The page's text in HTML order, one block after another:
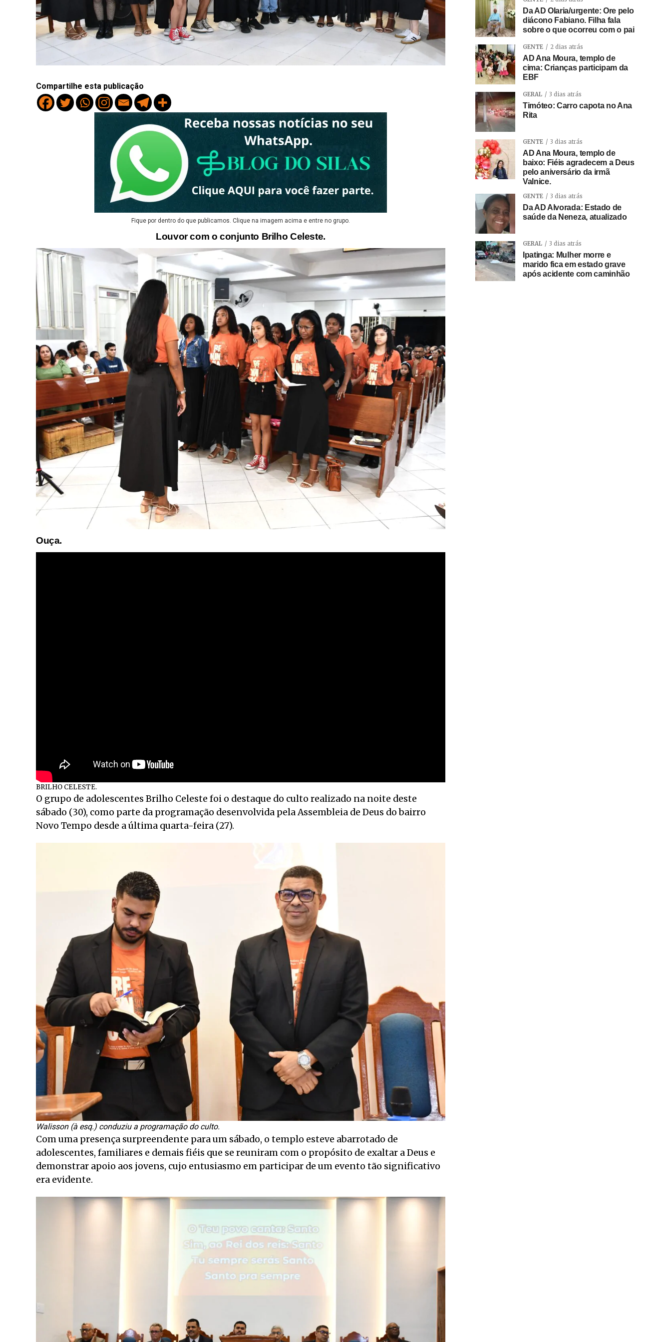
Compartilhe esta publicação
Fique por dentro do que publicamos. Clique na imagem acima e entre no grupo.
Louvor com o conjunto Brilho Celeste.
Ouça.
BRILHO CELESTE.
O grupo de adolescentes Brilho Celeste foi o destaque do culto realizado na noite deste
sábado (30), como parte da programação desenvolvida pela Assembleia de Deus do bairro
Novo Tempo desde a última quarta-feira (27).
Walisson (à esq.) conduziu a programação do culto.
Com uma presença surpreendente para um sábado, o templo esteve abarrotado de
adolescentes, familiares e demais fiéis que se reuniram com o propósito de exaltar a Deus e
demonstrar apoio aos jovens, cujo entusiasmo em participar de um evento tão significativo
era evidente.
Da AD Olaria/urgente: Ore pelo
diácono Fabiano. Filha fala
sobre o que ocorreu com o pai
GENTE 2 dias atrás
AD Ana Moura, templo de
cima: Crianças participam da
EBF
GERAL 3 dias atrás
Timóteo: Carro capota no Ana
Rita
GENTE 3 dias atrás
AD Ana Moura, templo de
baixo: Fiéis agradecem a Deus
pelo aniversário da irmã
Valnice.
GENTE 3 dias atrás
Da AD Alvorada: Estado de
saúde da Neneza, atualizado
GERAL 3 dias atrás
Ipatinga: Mulher morre e
marido fica em estado grave
após acidente com caminhão